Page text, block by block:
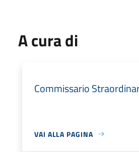
A cura di
Commissario
VAI ALLA PAGINA